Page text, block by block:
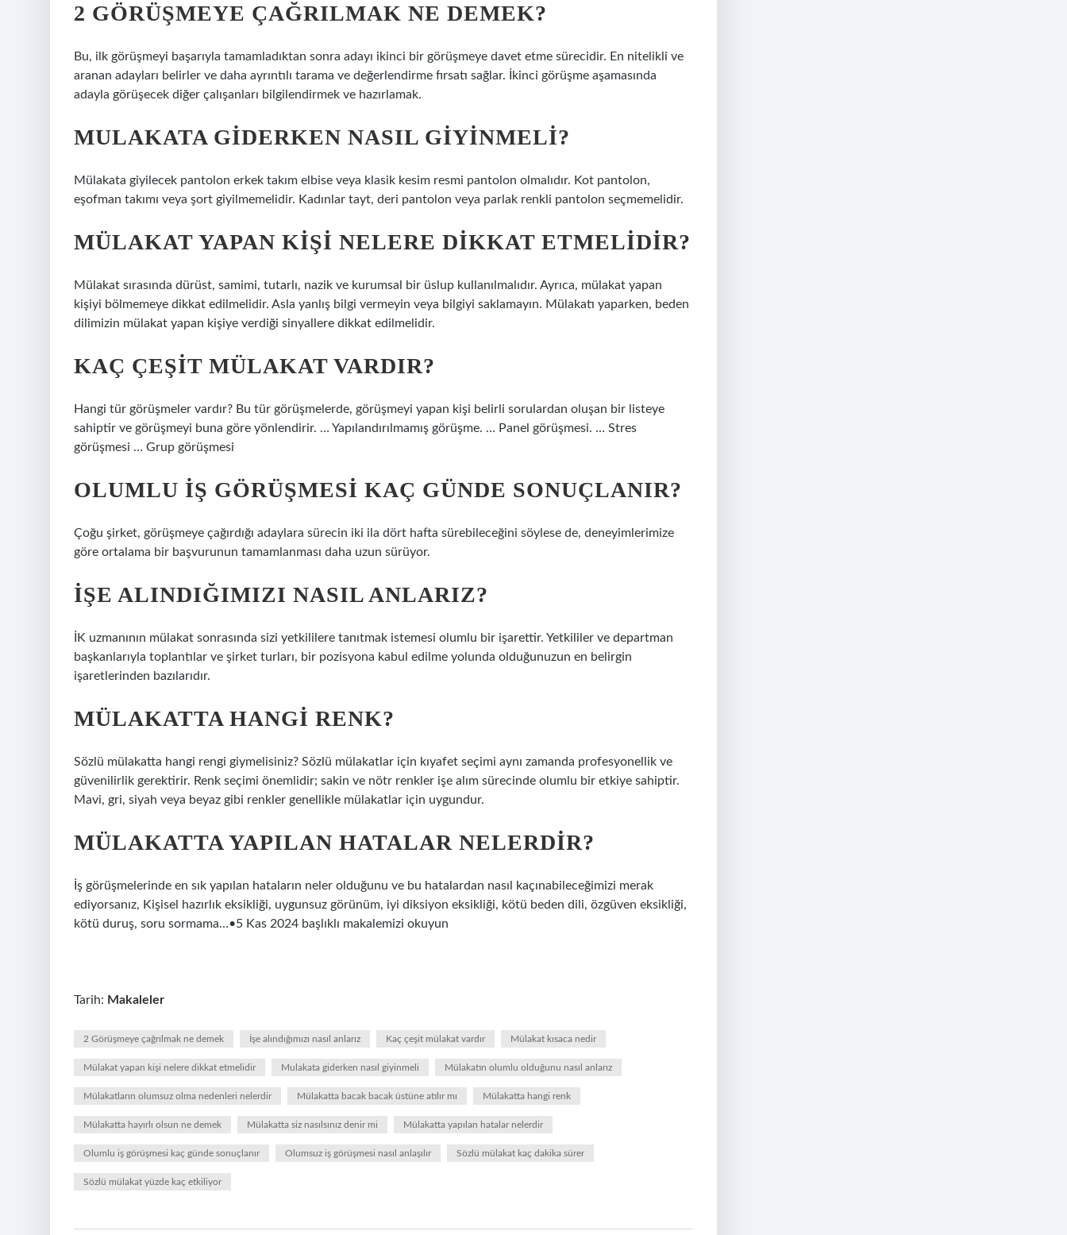
2 GÖRÜŞMEYE ÇAĞRILMAK NE DEMEK?
Bu, ilk görüşmeyi başarıyla tamamladıktan sonra adayı ikinci bir görüşmeye davet etme sürecidir. En nitelikli ve
aranan adayları belirler ve daha ayrıntılı tarama ve değerlendirme fırsatı sağlar. İkinci görüşme aşamasında
adayla görüşecek diğer çalışanları bilgilendirmek ve hazırlamak.
MULAKATA GIDERKEN NASIL GIYINMELI?
Mülakata giyilecek pantolon erkek takım elbise veya klasik kesim resmi pantolon olmalıdır. Kot pantolon,
eşofman takımı veya şort giyilmemelidir. Kadınlar tayt, deri pantolon veya parlak renkli pantolon seçmemelidir.
MÜLAKAT YAPAN KIŞI NELERE DIKKAT ETMELIDIR?
Mülakat sırasında dürüst, samimi, tutarlı, nazik ve kurumsal bir üslup kullanılmalıdır. Ayrıca, mülakat yapan
kişiyi bölmemeye dikkat edilmelidir. Asla yanlış bilgi vermeyin veya bilgiyi saklamayın. Mülakatı yaparken, beden
dilimizin mülakat yapan kişiye verdiği sinyallere dikkat edilmelidir.
KAÇ ÇEŞIT MÜLAKAT VARDIR?
Hangi tür görüşmeler vardır? Bu tür görüşmelerde, görüşmeyi yapan kişi belirli sorulardan oluşan bir listeye
sahiptir ve görüşmeyi buna göre yönlendirir. … Yapılandırılmamış görüşme. … Panel görüşmesi. … Stres
görüşmesi … Grup görüşmesi
OLUMLU IŞ GÖRÜŞMESI KAÇ GÜNDE SONUÇLANIR?
Çoğu şirket, görüşmeye çağırdığı adaylara sürecin iki ila dört hafta sürebileceğini söylese de, deneyimlerimize
göre ortalama bir başvurunun tamamlanması daha uzun sürüyor.
İŞE ALINDIĞIMIZI NASIL ANLARIZ?
İK uzmanının mülakat sonrasında sizi yetkililere tanıtmak istemesi olumlu bir işarettir. Yetkililer ve departman
başkanlarıyla toplantılar ve şirket turları, bir pozisyona kabul edilme yolunda olduğunuzun en belirgin
işaretlerinden bazılarıdır.
MÜLAKATTA HANGI RENK?
Sözlü mülakatta hangi rengi giymelisiniz? Sözlü mülakatlar için kıyafet seçimi aynı zamanda profesyonellik ve
güvenilirlik gerektirir. Renk seçimi önemlidir; sakin ve nötr renkler işe alım sürecinde olumlu bir etkiye sahiptir.
Mavi, gri, siyah veya beyaz gibi renkler genellikle mülakatlar için uygundur.
MÜLAKATTA YAPILAN HATALAR NELERDIR?
İş görüşmelerinde en sık yapılan hataların neler olduğunu ve bu hatalardan nasıl kaçınabileceğimizi merak
ediyorsanız, Kişisel hazırlık eksikliği, uygunsuz görünüm, iyi diksiyon eksikliği, kötü beden dili, özgüven eksikliği,
kötü duruş, soru sormama…•5 Kas 2024 başlıklı makalemizi okuyun
Tarih: Makaleler
2 Görüşmeye çağrılmak ne demek İşe alındığımızı nasıl anlarız Kaç çeşit mülakat vardır Mülakat kısaca nedir
Mülakat yapan kişi nelere dikkat etmelidir Mulakata giderken nasıl giyinmeli Mülakatın olumlu olduğunu nasıl anlarız
Mülakatların olumsuz olma nedenleri nelerdir Mülakatta bacak bacak üstüne atılır mı Mülakatta hangi renk
Mülakatta hayırlı olsun ne demek Mülakatta siz nasılsınız denir mi Mülakatta yapılan hatalar nelerdir
Olumlu iş görüşmesi kaç günde sonuçlanır Olumsuz iş görüşmesi nasıl anlaşılır Sözlü mülakat kaç dakika sürer
Sözlü mülakat yüzde kaç etkiliyor